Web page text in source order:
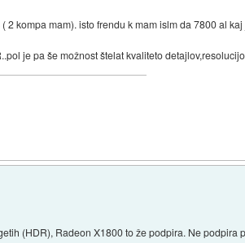
kompa mam). isto frendu k mam islm da 7800 al
je pa še možnost štelat kvaliteto
(HDR), Radeon X1800 to že podpira. Ne podpira